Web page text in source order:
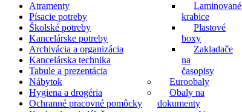
Laminované
krabice
Plastové
boxy
Zakladače
na
časopisy
Euroobaly
Obaly na
dokumenty
Atramenty
Písacie potreby
Školské potreby
Kancelárske potreby
Archivácia a organizácia
Kancelárska technika
Tabule a prezentácia
Nábytok
Hygiena a drogéria
Ochranné pracovné pomôcky